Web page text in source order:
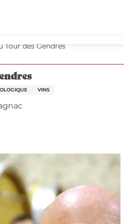
Tour des Gendres
VINS